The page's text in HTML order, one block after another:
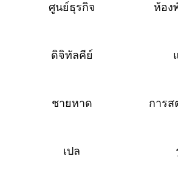
ศูนย์ธุรกิจ ห้อง
ดิจิทัลคีย์
ชายหาด การส
เปล